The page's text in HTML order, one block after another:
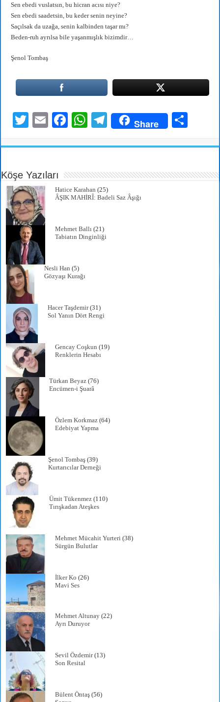
Sen ebedi vuslatsın, bu hicran acısı niye?
Sen ebedi saadetsin, bu keder senin neyine?
Saçılsak da uzağa, senin kalbinden taşar mı?
Beden-ruh ayrılsa bile yaşanmışlık bizimdir…
Şenol Tombaş
T
tte
r
E
ail
Fa
bo
W
ts
pp
Te
gr
m
Share
re
Köşe Yazıları
Hatice Karahan (25)
ÂŞIK MAHİRÎ: Badeli Saz Âşığı
Mehmet Ballı (21)
Tabiatın Dinginliği
Nesli Han (5)
Gözyaşı Kurağı
Hacer Taşdemir(31)
Sol Yanın Dört Rengi
Gencay Coşkun (19)
Renklerin Hesabı
Türkan Beyaz (76)
Encümen-i Şuarâ
Özlem Korkmaz (64)
Edebiyat Yapma
Şenol Tombaş (39)
Kurtarıcılar Derneği
Ümit Tükenmez (110)
Tırışkadan Ateşkes
Mehmet Mücahit Yurteri (38)
Sürgün Bulutlar
İlker Ko (26)
Mavi Ses
Mehmet Altunay (22)
Ayrı Duruyor
Sevil Özdemir(13)
Son Resital
Bülent Öntaş (56)